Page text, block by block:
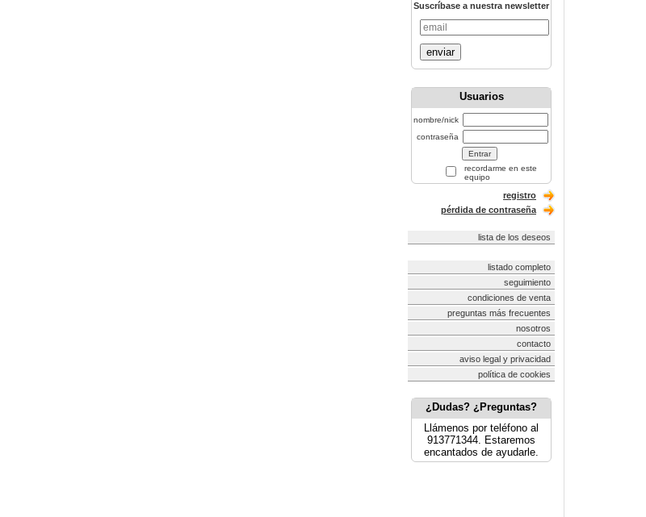
Suscríbase a nuestra newsletter
enviar
Usuarios
nombre/nick
contraseña
recordarme en este
equipo
registro
pérdida de contraseña
lista de los deseos
listado completo
seguimiento
condiciones de venta
preguntas más frecuentes
nosotros
contacto
aviso legal y privacidad
política de cookies
¿Dudas? ¿Preguntas?
Llámenos por teléfono al
913771344. Estaremos
encantados de ayudarle.